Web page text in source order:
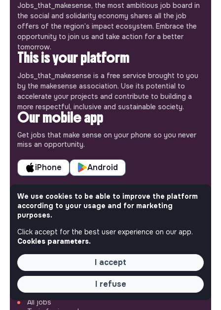
Jobs_that_makesense, the most ambitious job board in
the social and solidarity economy shares all the job
offers of the region’s impact ecosystem. Embrace the
opportunity to join us and take action for a better
tomorrow.
This is your platform
Jobs_that_makesense is a free service brought to you
by the makesense association. Use its potential to
accelerate your projects and contribute to building a
more respectful, inclusive and sustainable society.
Our mobile app
Get jobs that make sense on your phone so you never
miss an opportunity.
iPhone Android
ABOUT
More about Jobs
QUICK LINKS
All jobs
We use cookies to be able to improve the platform
according to your usage and for marketing
purposes.
Click accept for the best user experience on our app.
Cookies parameters.
I accept
I refuse